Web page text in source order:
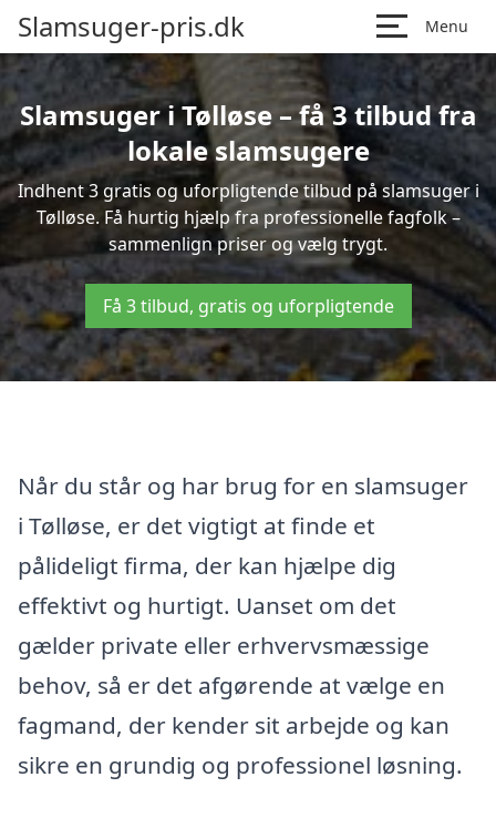
Slamsuger-pris.dk Menu
Slamsuger i Tølløse – få 3 tilbud fra
lokale slamsugere
Indhent 3 gratis og uforpligtende tilbud på slamsuger i
Tølløse. Få hurtig hjælp fra professionelle fagfolk –
sammenlign priser og vælg trygt.
Få 3 tilbud, gratis og uforpligtende
Når du står og har brug for en slamsuger
i Tølløse, er det vigtigt at finde et
pålideligt firma, der kan hjælpe dig
effektivt og hurtigt. Uanset om det
gælder private eller erhvervsmæssige
behov, så er det afgørende at vælge en
fagmand, der kender sit arbejde og kan
sikre en grundig og professionel løsning.